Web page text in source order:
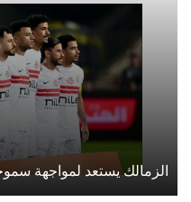
الزمالك يستعد لمواجهة